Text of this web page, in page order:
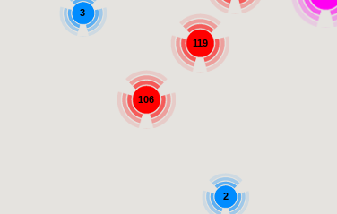
2
106
119
3